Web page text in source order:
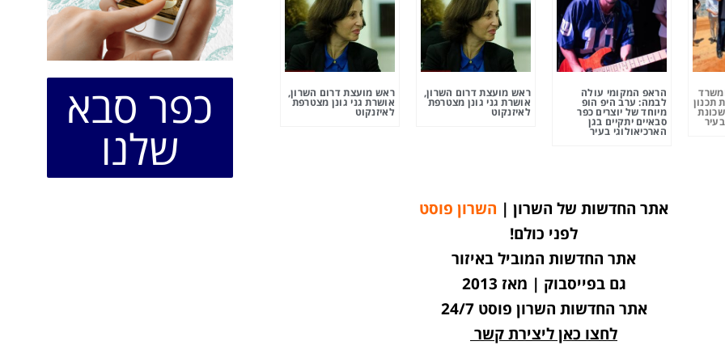
תכנון
הראפ המקומי עולה
לבמה: ערב היפ הופ
מיוחד של יוצרים כפר
סבאיים יתקיים בגן
הארכיאולוגי בעיר
ראש מועצת דרום השרון,
אושרת גני גונן מצטרפת
לאיזנקוט
ראש מועצת דרום השרון,
אושרת גני גונן מצטרפת
לאיזנקוט כפר סבא
שלנו
אתר החדשות של השרון | השרון פוסט
לפני כולם!
אתר החדשות המוביל באיזור
גם בפייסבוק | מאז 2013
אתר החדשות השרון פוסט 24/7
לחצו כאן ליצירת קשר